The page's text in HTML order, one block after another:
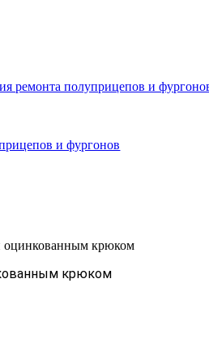
ремонта полуприцепов и
и фургонов
оцинкованным крюком
крюком